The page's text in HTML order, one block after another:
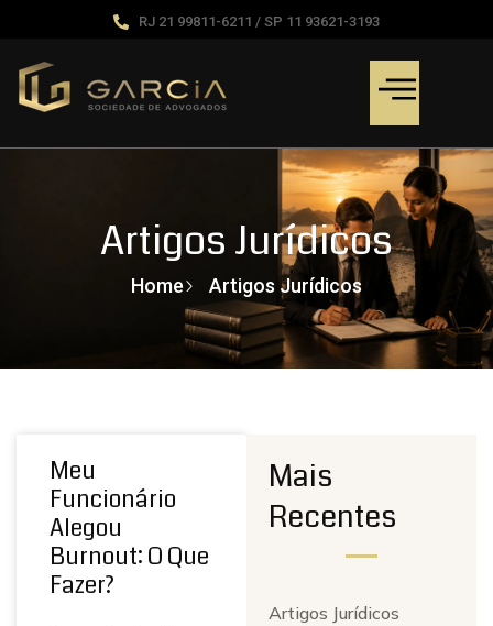
RJ 21 99811-6211 / SP 11 93621-3193
Artigos Jurídicos
Home Artigos Jurídicos
Meu
Funcionário
Alegou
Burnout: O Que
Fazer?
Mais
Recentes
Artigos Jurídicos